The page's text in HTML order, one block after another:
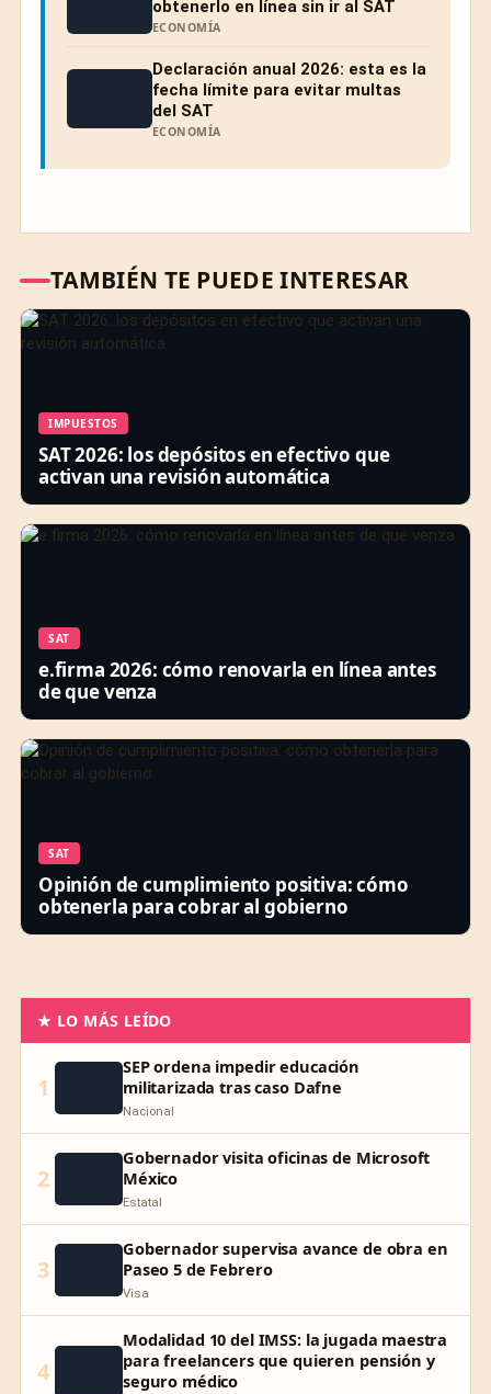
obtenerlo en línea sin ir al SAT
ECONOMÍA
Declaración anual 2026: esta es la
fecha límite para evitar multas
del SAT
ECONOMÍA
TAMBIÉN TE PUEDE INTERESAR
IMPUESTOS
SAT 2026: los depósitos en efectivo que
activan una revisión automática
SAT
e.firma 2026: cómo renovarla en línea antes
de que venza
SAT
Opinión de cumplimiento positiva: cómo
obtenerla para cobrar al gobierno
★ LO MÁS LEÍDO
1
SEP ordena impedir educación
militarizada tras caso Dafne
Nacional
2
Gobernador visita oficinas de Microsoft
México
Estatal
3
Gobernador supervisa avance de obra en
Paseo 5 de Febrero
Visa
4
Modalidad 10 del IMSS: la jugada maestra
para freelancers que quieren pensión y
seguro médico